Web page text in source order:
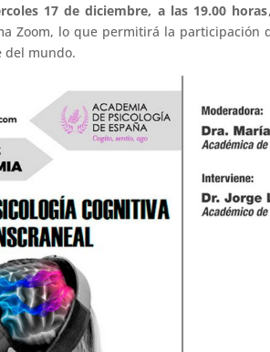
17 de diciembre, a las 19.00 horas
Zoom, lo que permitirá la participación
del mundo.